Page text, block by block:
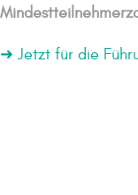
➜ Jetzt für die